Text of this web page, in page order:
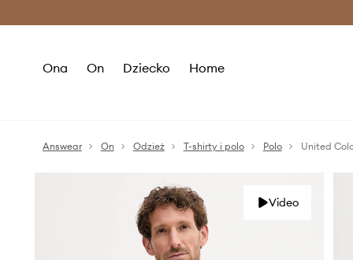
Ona On Dziecko Home
Answear On Odzież T-shirty i polo Polo United
Video